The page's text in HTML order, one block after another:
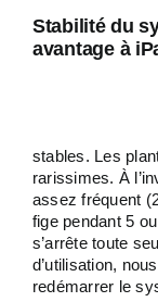
Stabilité du
avantage à
stables. Les
rarissimes. À
assez fréquent
fige pendant 5
s’arrête toute
d’utilisation,
redémarrer le